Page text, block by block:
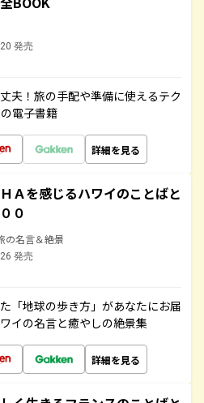
発売
夫！旅の手配や準備に使えるテク
電子書籍
詳細を見る
Ａを感じるハワイのことばと
０
の名言＆絶景
発売
「地球の歩き方」があなたにお届
イの名言と癒やしの絶景集
詳細を見る